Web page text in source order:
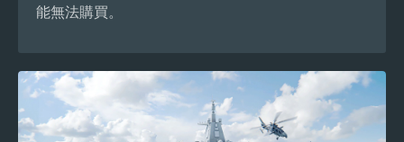
能無法購買。